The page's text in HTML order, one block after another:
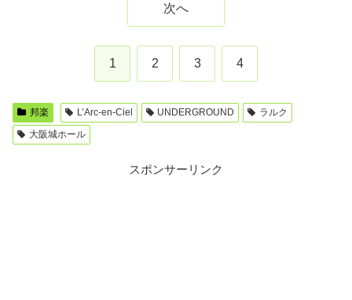
次へ
1 2 3 4
邦楽 L’Arc-en-Ciel UNDERGROUND
ラルク
大阪城ホール
スポンサーリンク